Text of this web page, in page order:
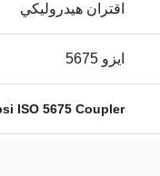
اقتران هيدروليكي
ايزو 5675
ISO 5675 Coupler